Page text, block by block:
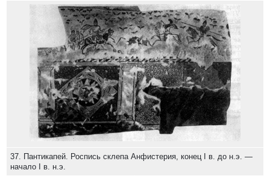
37. Пантикапей. Роспись склепа Анфистерия, конец I в. до н.э. —
начало I в. н.э.